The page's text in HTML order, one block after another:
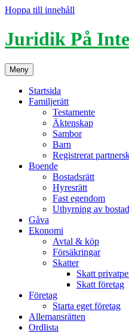
Hoppa till innehåll
Juridik På
Meny
Startsida
Familjerätt
Testamente
Äktenskap
Sambor
Barn
Registrerat
Boende
Bostadsrätt
Hyresrätt
Fast egendom
Uthyrning av bostad
Gåva
Ekonomi
Avtal & köp
Försäkringar
Skatter
Skatt
Skatt företag
Företag
Starta eget företag
Allemansrätten
Ordlista